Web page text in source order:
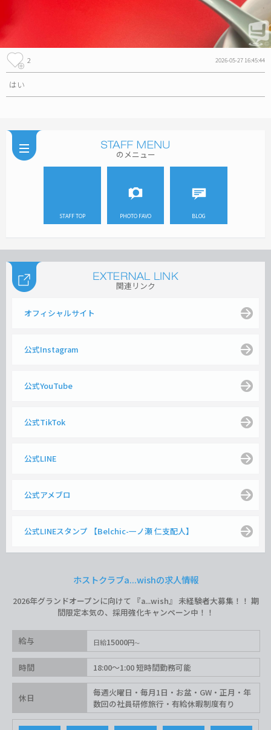
2 2026-05-27 16:45:44
はい
のメニュー
STAFF TOP PHOTO FAVO BLOG
関連リンク
オフィシャルサイト
公式Instagram
公式YouTube
公式TikTok
公式LINE
公式アメブロ
公式LINEスタンプ 【Belchic-一ノ瀬 仁支配人】
ホストクラブa...wishの求人情報
2026年グランドオープンに向けて 『a...wish』 未経験者大募集！！ 期
間限定本気の、採用強化キャンペーン中！！
給与 日給15000円
時間 18:00〜1:00 短時間勤務可能
休日
毎週火曜日・毎月1日・お盆・GW・正月・年
数回の社員研修旅行・有給休暇制度有り